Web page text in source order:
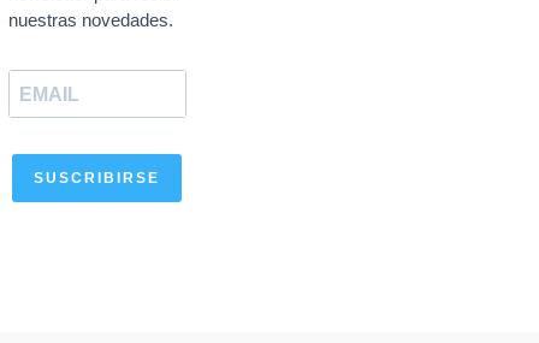
nuestras novedades.
SUSCRIBIRSE